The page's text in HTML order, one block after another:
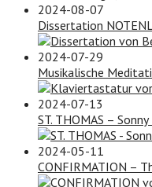
2024-08-07
Dissertation
2024-07-29
Musikalische
2024-07-13
ST. THOMAS –
2024-05-11
CONFIRMATION –